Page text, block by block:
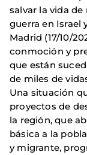
salvar la vida
guerra en Israel
Madrid (17/10/
conmoción y
que están
de miles de
Una situación
proyectos de
la región, que
básica a la
y migrante,